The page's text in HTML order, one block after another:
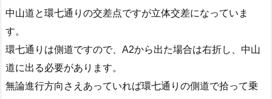
中山道と環七通りの交差点ですが立体交差になっていま
す。
環七通りは側道ですので、A2から出た場合は右折し、中山
道に出る必要があります。
無論進行方向さえあっていれば環七通りの側道で拾って乗